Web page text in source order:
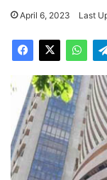
April 6, 2023 Last